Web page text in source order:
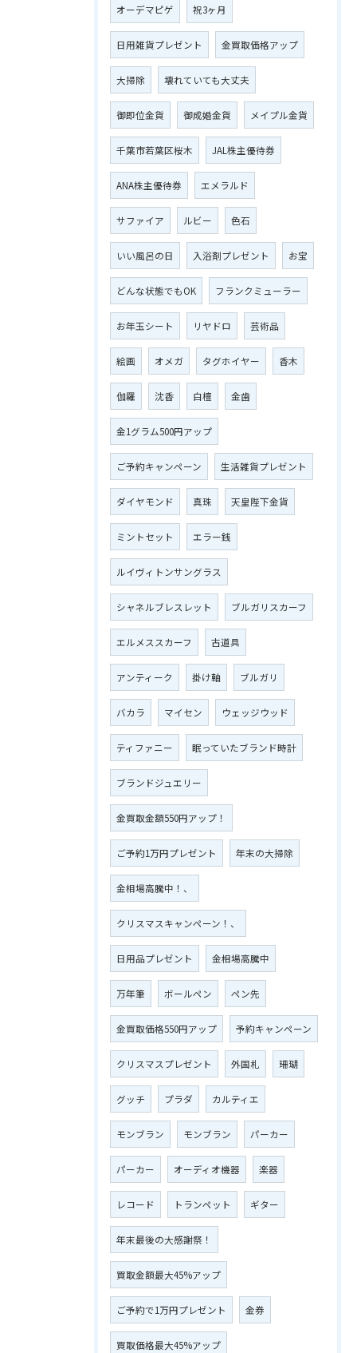
オーデマピゲ 祝3ヶ月
日用雑貨プレゼント 金買取価格アップ
大掃除 壊れていても大丈夫
御即位金貨 御成婚金貨 メイプル金貨
千葉市若葉区桜木 JAL株主優待券
ANA株主優待券 エメラルド
サファイア ルビー 色石
いい風呂の日 入浴剤プレゼント お宝
どんな状態でもOK フランクミューラー
お年玉シート リヤドロ 芸術品
絵画 オメガ タグホイヤー 香木
伽羅 沈香 白檀 金歯
金1グラム500円アップ
ご予約キャンペーン 生活雑貨プレゼント
ダイヤモンド 真珠 天皇陛下金貨
ミントセット エラー銭
ルイヴィトンサングラス
シャネルブレスレット ブルガリスカーフ
エルメススカーフ 古道具
アンティーク 掛け軸 ブルガリ
バカラ マイセン ウェッジウッド
ティファニー 眠っていたブランド時計
ブランドジュエリー
金買取金額550円アップ！
ご予約1万円プレゼント 年末の大掃除
金相場高騰中！、
クリスマスキャンペーン！、
日用品プレゼント 金相場高騰中
万年筆 ボールペン ペン先
金買取価格550円アップ 予約キャンペーン
クリスマスプレゼント 外国札 珊瑚
グッチ プラダ カルティエ
モンブラン モンブラン パーカー
パーカー オーディオ機器 楽器
レコード トランペット ギター
年末最後の大感謝祭！
買取金額最大45%アップ
ご予約で1万円プレゼント 金券
買取価格最大45%アップ